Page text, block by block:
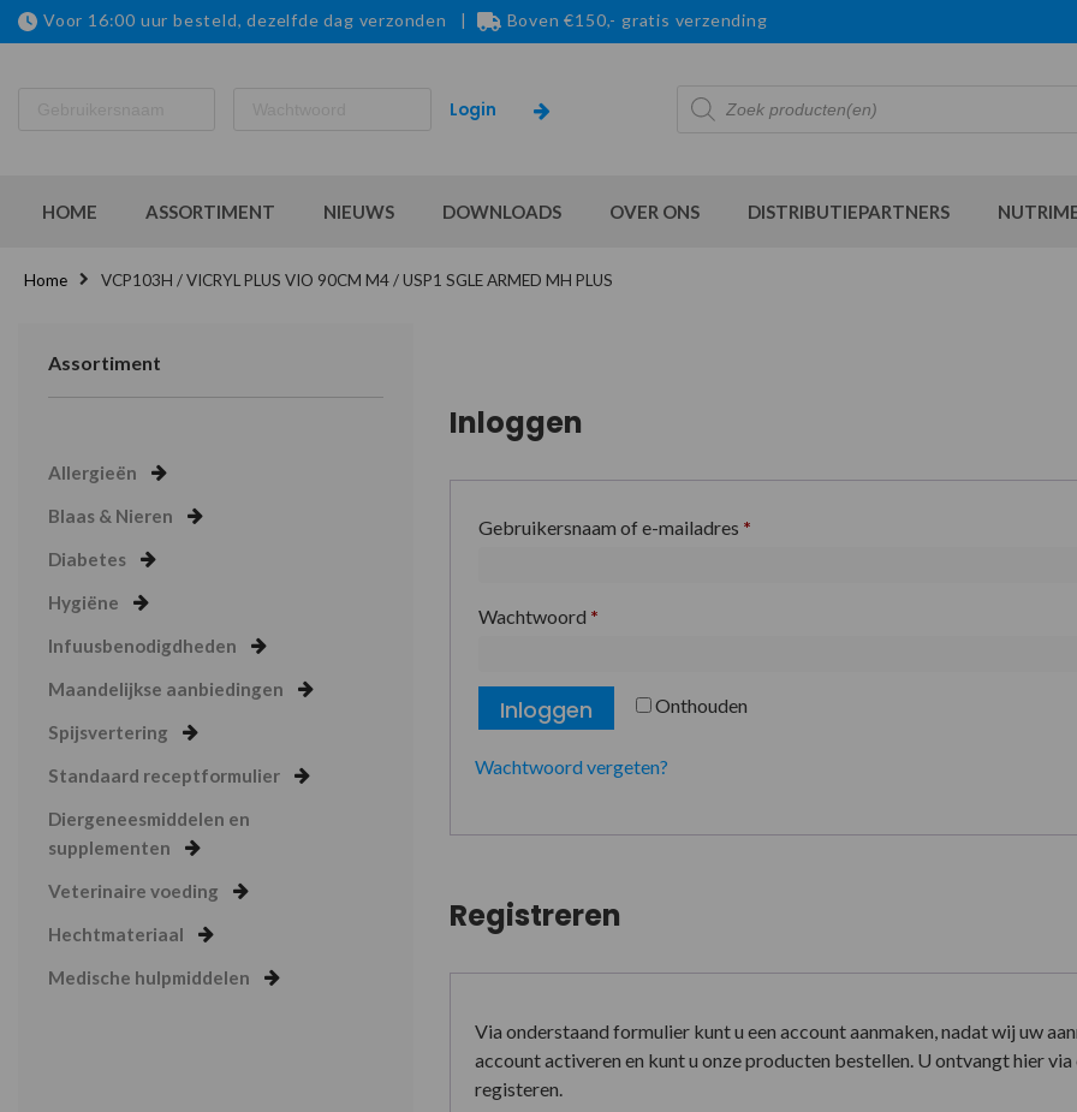
Voor 16:00 uur besteld, dezelfde dag verzonden | Boven €150,- gratis verzending
Producten
zoeken
HOME ASSORTIMENT NIEUWS DOWNLOADS OVER ONS DISTRIBUTIEPARTNERS
Home VCP103H / VICRYL PLUS VIO 90CM M4 / USP1 SGLE ARMED MH PLUS
Assortiment
Allergieën
Blaas & Nieren
Diabetes
Hygiëne
Infuusbenodigdheden
Maandelijkse aanbiedingen
Spijsvertering
Standaard receptformulier
Diergeneesmiddelen en
supplementen
Veterinaire voeding
Hechtmateriaal
Medische hulpmiddelen
Inloggen
Gebruikersnaam of e-mailadres *
Wachtwoord *
Onthouden
Inloggen
Wachtwoord vergeten?
Registreren
Via onderstaand formulier kunt u een account aanmaken, nadat wij uw
account activeren en kunt u onze producten bestellen. U ontvangt hier
registeren.